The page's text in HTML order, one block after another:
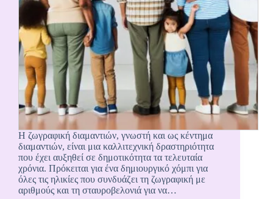
Η ζωγραφική διαμαντιών, γνωστή και ως κέντημα
διαμαντιών, είναι μια καλλιτεχνική δραστηριότητα
που έχει αυξηθεί σε δημοτικότητα τα τελευταία
χρόνια. Πρόκειται για ένα δημιουργικό χόμπι για
όλες τις ηλικίες που συνδυάζει τη ζωγραφική με
αριθμούς και τη σταυροβελονιά για να…